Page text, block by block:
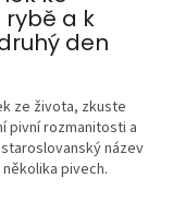
a k
den
ze života, zkuste
pivní rozmanitosti a
název
pivech.